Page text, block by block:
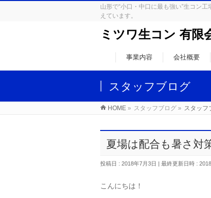
山形で“小口・中口に最も強い”生コ
えています。
ミツワ生コン 有限
事業内容 会社概要
スタッフブログ
HOME » スタッフブログ » スタッフ
夏場は配合も暑さ
投稿日 : 2018年7月3日 最終更新日時 :
こんにちは！